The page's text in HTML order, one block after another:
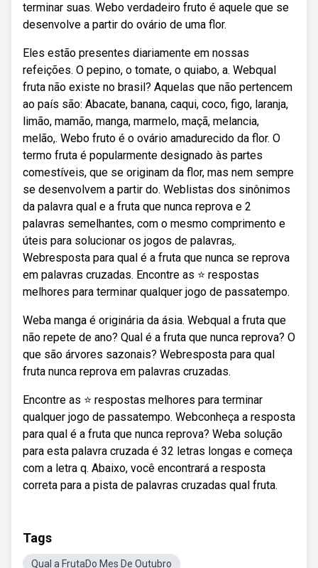
terminar suas. Webo verdadeiro fruto é aquele que se
desenvolve a partir do ovário de uma flor.
Eles estão presentes diariamente em nossas
refeições. O pepino, o tomate, o quiabo, a. Webqual
fruta não existe no brasil? Aquelas que não pertencem
ao país são: Abacate, banana, caqui, coco, figo, laranja,
limão, mamão, manga, marmelo, maçã, melancia,
melão,. Webo fruto é o ovário amadurecido da flor. O
termo fruta é popularmente designado às partes
comestíveis, que se originam da flor, mas nem sempre
se desenvolvem a partir do. Weblistas dos sinônimos
da palavra qual e a fruta que nunca reprova e 2
palavras semelhantes, com o mesmo comprimento e
úteis para solucionar os jogos de palavras,.
Webresposta para qual é a fruta que nunca se reprova
em palavras cruzadas. Encontre as ⭐ respostas
melhores para terminar qualquer jogo de passatempo.
Weba manga é originária da ásia. Webqual a fruta que
não repete de ano? Qual é a fruta que nunca reprova? O
que são árvores sazonais? Webresposta para qual
fruta nunca reprova em palavras cruzadas.
Encontre as ⭐ respostas melhores para terminar
qualquer jogo de passatempo. Webconheça a resposta
para qual é a fruta que nunca reprova? Weba solução
para esta palavra cruzada é 32 letras longas e começa
com a letra q. Abaixo, você encontrará a resposta
correta para a pista de palavras cruzadas qual fruta.
Tags
Qual a FrutaDo Mes De Outubro